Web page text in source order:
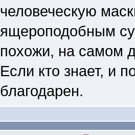
человеческую
ящероподобным
похожи, на самом
Если кто знает, и
благодарен.